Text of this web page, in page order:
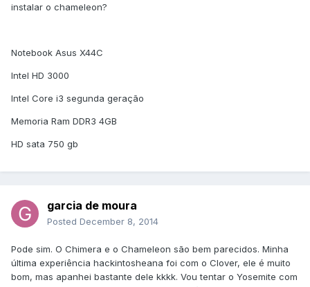
instalar o chameleon?
Notebook Asus X44C
Intel HD 3000
Intel Core i3 segunda geração
Memoria Ram DDR3 4GB
HD sata 750 gb
garcia de moura
Posted December 8, 2014
Pode sim. O Chimera e o Chameleon são bem parecidos. Minha
última experiência hackintosheana foi com o Clover, ele é muito
bom, mas apanhei bastante dele kkkk. Vou tentar o Yosemite com